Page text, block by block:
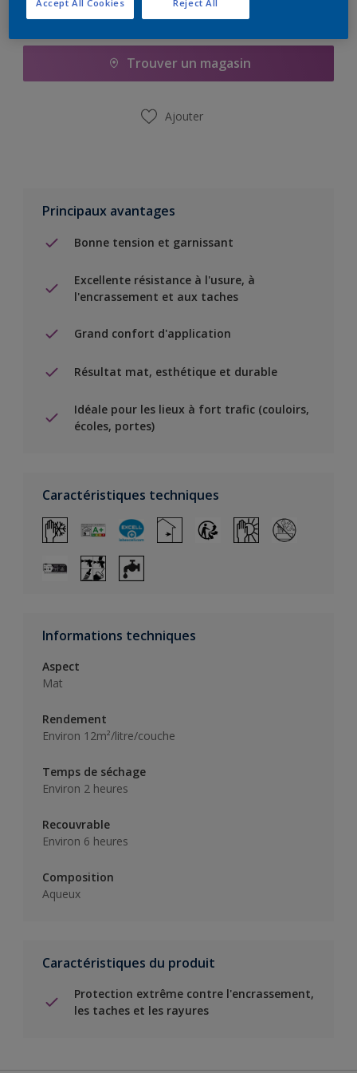
Ajouter à la liste d’achats
Trouver un magasin
Ajouter
Principaux avantages
Bonne tension et garnissant
Excellente résistance à l'usure, à
l'encrassement et aux taches
Grand confort d'application
Résultat mat, esthétique et durable
Idéale pour les lieux à fort trafic (couloirs,
écoles, portes)
Caractéristiques techniques
Informations techniques
Aspect
Mat
Rendement
Environ 12m²/litre/couche
Temps de séchage
Environ 2 heures
Recouvrable
Environ 6 heures
Composition
Aqueux
Caractéristiques du produit
Protection extrême contre l'encrassement,
les taches et les rayures
Reject All
Accept All Cookies